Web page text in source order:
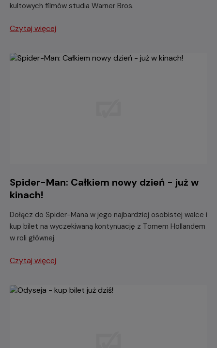
kultowych filmów studia Warner Bros.
Czytaj więcej
Spider-Man: Całkiem nowy dzień - już w
kinach!
Dołącz do Spider-Mana w jego najbardziej osobistej walce i
kup bilet na wyczekiwaną kontynuację z Tomem Hollandem
w roli głównej.
Czytaj więcej